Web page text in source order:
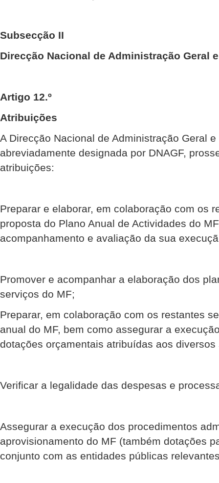
Subsecção II
Direcção Nacional de Administração Geral
Artigo 12.º
Atribuições
A Direcção Nacional de Administração Geral
abreviadamente designada por DNAGF,
atribuições:
Preparar e elaborar, em colaboração com os
proposta do Plano Anual de Actividades do
acompanhamento e avaliação da sua
Promover e acompanhar a elaboração dos
serviços do MF;
Preparar, em colaboração com os restantes
anual do MF, bem como assegurar a
dotações orçamentais atribuídas aos
Verificar a legalidade das despesas e
Assegurar a execução dos procedimentos
aprovisionamento do MF (também dotações
conjunto com as entidades públicas